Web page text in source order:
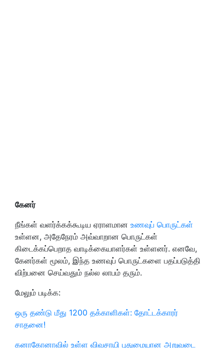
கேனர்
நீங்கள் வளர்க்கக்கூடிய ஏராளமான உணவுப் பொருட்கள்
உள்ளன, அதேநேரம் அவ்வாறான பொருட்கள்
கிடைக்கப்பெறாத வாடிக்கையாளர்கள் உள்ளனர். எனவே,
கேனர்கள் மூலம், இந்த உணவுப் பொருட்களை பதப்படுத்தி
விற்பனை செய்வதும் நல்ல லாபம் தரும்.
மேலும் படிக்க:
ஒரு தண்டு மீது 1200 தக்காளிகள்: தோட்டக்காரர்
சாதனை!
கனாகோனாவில் உள்ள விவசாயி புதுமையான அறுவடை